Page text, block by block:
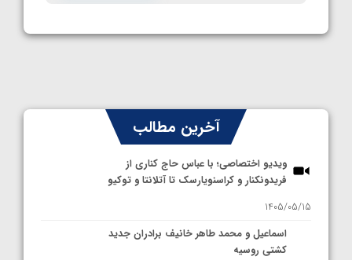
آخرین مطالب
ویدیو اختصاصی؛ با عباس حاج کناری از
فریدونکنار و کراسنویارسک تا آتلانتا و توکیو
1405/05/15
اسماعیل و محمد طاهر خانیف برادران جدید
کشتی روسیه